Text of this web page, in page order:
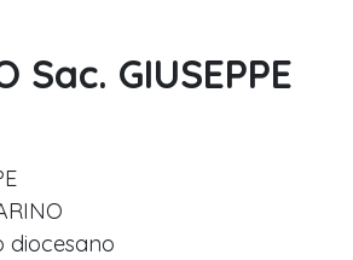
Sac. GIUSEPPE
diocesano